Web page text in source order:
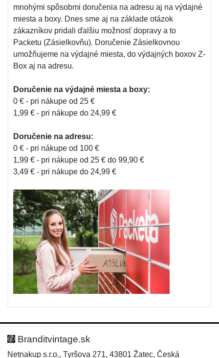
mnohými spôsobmi doručenia na adresu aj na výdajné
miesta a boxy. Dnes sme aj na základe otázok
zákazníkov pridali ďalšiu možnosť dopravy a to
Packetu (Zásielkovňu). Doručenie Zásielkovnou
umožňujeme na výdajné miesta, do výdajných boxov Z-
Box aj na adresu.
Doručenie na výdajné miesta a boxy:
0 € - pri nákupe od 25 €
1,99 € - pri nákupe do 24,99 €
Doručenie na adresu:
0 € - pri nákupe od 100 €
1,99 € - pri nákupe od 25 € do 99,90 €
3,49 € - pri nákupe do 24,99 €
Branditvintage.sk
Netnakup s.r.o., Tyršova 271, 43801 Žatec, Česká